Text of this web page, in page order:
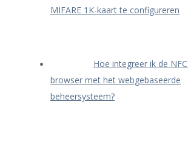
MIFARE 1K-kaart te configureren
Hoe integreer ik de
browser met het webgebaseerde
beheersysteem?